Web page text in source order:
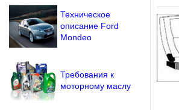
Техническое
описание Ford
Mondeo
Требования к
моторному маслу